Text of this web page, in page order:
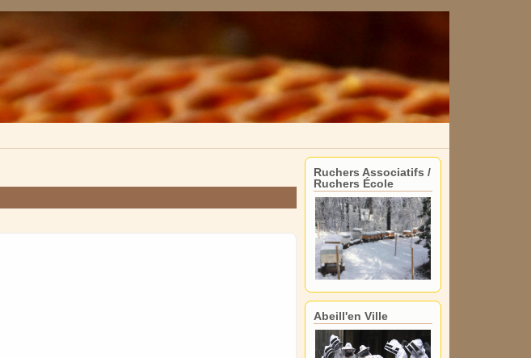
Ruchers Associatifs /
Ruchers École
Abeill'en Ville